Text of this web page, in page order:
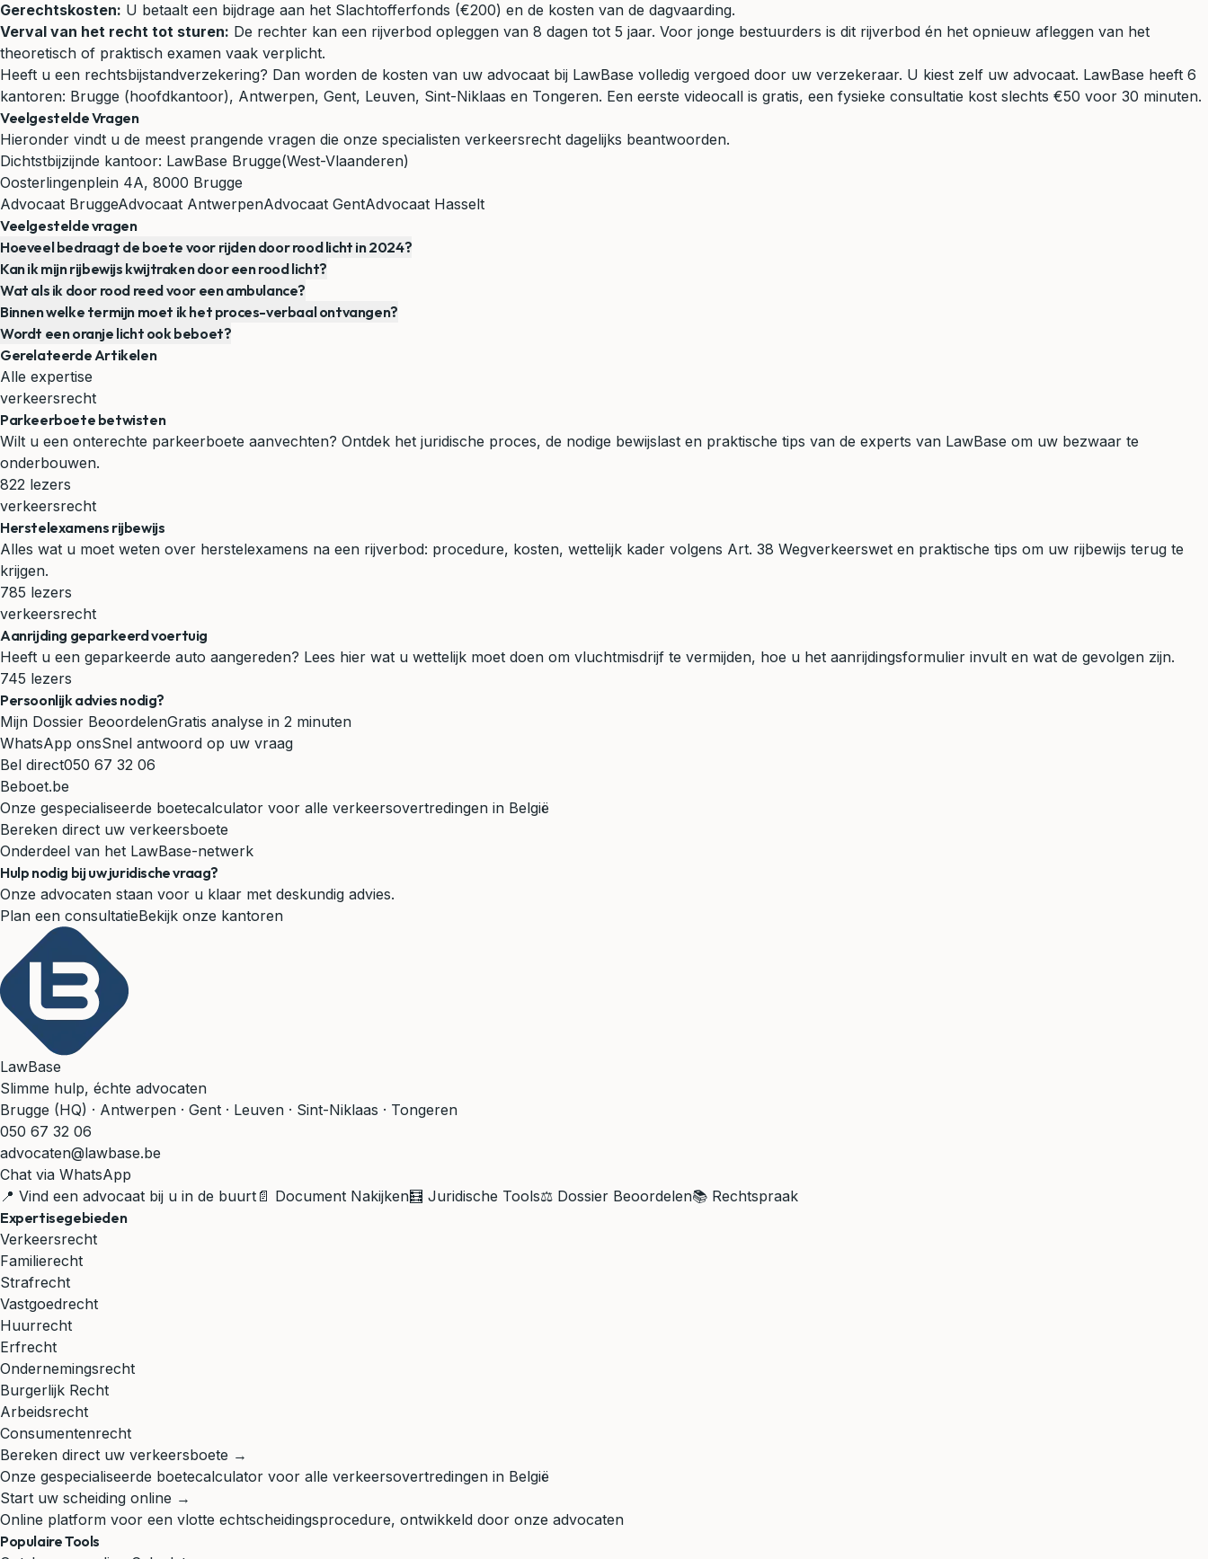
Gerechtskosten: U betaalt een bijdrage aan het Slachtofferfonds (€200) en de kosten van de dagvaarding.
Verval van het recht tot sturen: De rechter kan een rijverbod opleggen van 8 dagen tot 5 jaar. Voor jonge bestuurders is dit rijverbod én het opnieuw afleggen van het
theoretisch of praktisch examen vaak verplicht.
Heeft u een rechtsbijstandverzekering? Dan worden de kosten van uw advocaat bij LawBase volledig vergoed door uw verzekeraar. U kiest zelf uw advocaat. LawBase heeft 6
kantoren: Brugge (hoofdkantoor), Antwerpen, Gent, Leuven, Sint-Niklaas en Tongeren. Een eerste videocall is gratis, een fysieke consultatie kost slechts €50 voor 30 minuten.
Veelgestelde Vragen
Hieronder vindt u de meest prangende vragen die onze specialisten verkeersrecht dagelijks beantwoorden.
Dichtstbijzijnde kantoor: LawBase Brugge(West-Vlaanderen)
Oosterlingenplein 4A, 8000 Brugge
Advocaat BruggeAdvocaat AntwerpenAdvocaat GentAdvocaat Hasselt
Veelgestelde vragen
Hoeveel bedraagt de boete voor rijden door rood licht in 2024?
Kan ik mijn rijbewijs kwijtraken door een rood licht?
Wat als ik door rood reed voor een ambulance?
Binnen welke termijn moet ik het proces-verbaal ontvangen?
Wordt een oranje licht ook beboet?
Gerelateerde Artikelen
Alle expertise
verkeersrecht
Parkeerboete betwisten
Wilt u een onterechte parkeerboete aanvechten? Ontdek het juridische proces, de nodige bewijslast en praktische tips van de experts van LawBase om uw bezwaar te
onderbouwen.
822 lezers
verkeersrecht
Herstelexamens rijbewijs
Alles wat u moet weten over herstelexamens na een rijverbod: procedure, kosten, wettelijk kader volgens Art. 38 Wegverkeerswet en praktische tips om uw rijbewijs terug te
krijgen.
785 lezers
verkeersrecht
Aanrijding geparkeerd voertuig
Heeft u een geparkeerde auto aangereden? Lees hier wat u wettelijk moet doen om vluchtmisdrijf te vermijden, hoe u het aanrijdingsformulier invult en wat de gevolgen zijn.
745 lezers
Persoonlijk advies nodig?
Mijn Dossier BeoordelenGratis analyse in 2 minuten
WhatsApp onsSnel antwoord op uw vraag
Bel direct050 67 32 06
Beboet.be
Onze gespecialiseerde boetecalculator voor alle verkeersovertredingen in België
Bereken direct uw verkeersboete
Onderdeel van het LawBase-netwerk
Hulp nodig bij uw juridische vraag?
Onze advocaten staan voor u klaar met deskundig advies.
Plan een consultatieBekijk onze kantoren
LawBase
Slimme hulp, échte advocaten
Brugge (HQ) · Antwerpen · Gent · Leuven · Sint-Niklaas · Tongeren
050 67 32 06
advocaten@lawbase.be
Chat via WhatsApp
📍 Vind een advocaat bij u in de buurt 📄 Document Nakijken🧮 Juridische Tools⚖️ Dossier Beoordelen📚 Rechtspraak
Expertisegebieden
Verkeersrecht
Familierecht
Strafrecht
Vastgoedrecht
Huurrecht
Erfrecht
Ondernemingsrecht
Burgerlijk Recht
Arbeidsrecht
Consumentenrecht
Bereken direct uw verkeersboete →
Onze gespecialiseerde boetecalculator voor alle verkeersovertredingen in België
Start uw scheiding online →
Online platform voor een vlotte echtscheidingsprocedure, ontwikkeld door onze advocaten
Populaire Tools